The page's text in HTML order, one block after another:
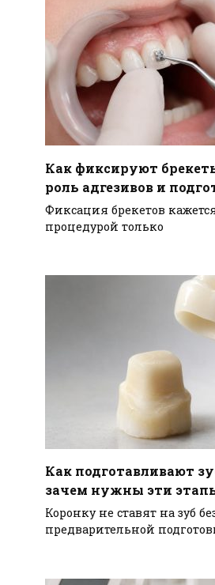
Как фиксируют
роль адгезивов и
Фиксация брекетов
процедурой только
Как подготавливают
зачем нужны эти
Коронку не ставят на зуб
предварительной